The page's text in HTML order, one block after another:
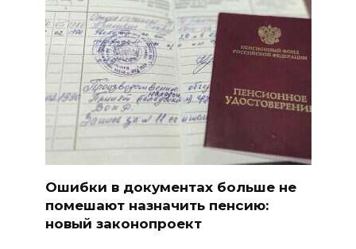
Ошибки в документах больше не
помешают назначить пенсию:
новый законопроект